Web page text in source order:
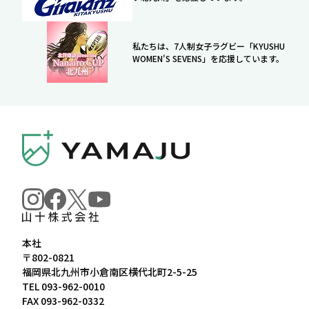
私たちは、7人制女子ラグビー「KYUSHU
WOMEN'S SEVENS」を応援しています。
本社
〒802-0821
福岡県北九州市小倉南区横代北町2-5-25
TEL 093-962-0010
FAX 093-962-0332